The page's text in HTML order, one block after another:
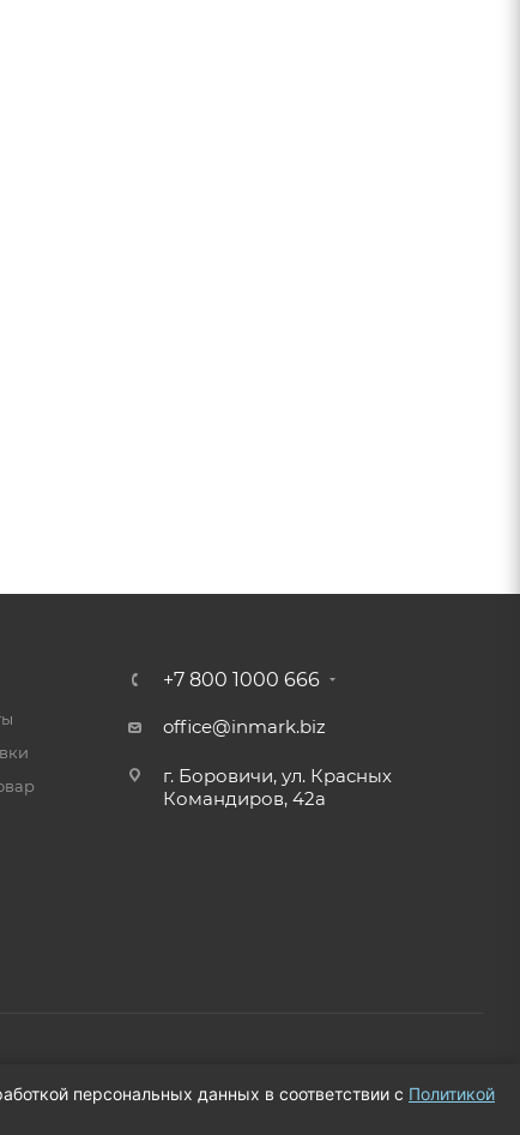
+7 800 1000 666
office@inmark.biz
г. Боровичи, ул. Красных
Командиров, 42а
персональных данных в соответствии с Политикой